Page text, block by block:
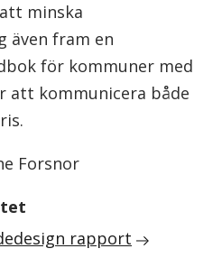
minska
även fram en
för kommuner med
att kommunicera både
Forsnor
rapport